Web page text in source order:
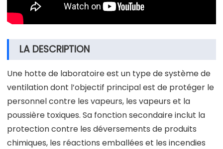
LA DESCRIPTION
Une hotte de laboratoire est un type de système de
ventilation dont l’objectif principal est de protéger le
personnel contre les vapeurs, les vapeurs et la
poussière toxiques. Sa fonction secondaire inclut la
protection contre les déversements de produits
chimiques, les réactions emballées et les incendies